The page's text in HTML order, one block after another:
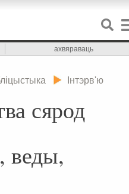
ахвяраваць
Інтэрв'ю
сярод
веды,